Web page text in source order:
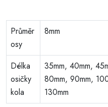
Průměr
osy
8mm
Délka
osičky
kola
35mm, 40mm,
80mm, 90mm,
130mm